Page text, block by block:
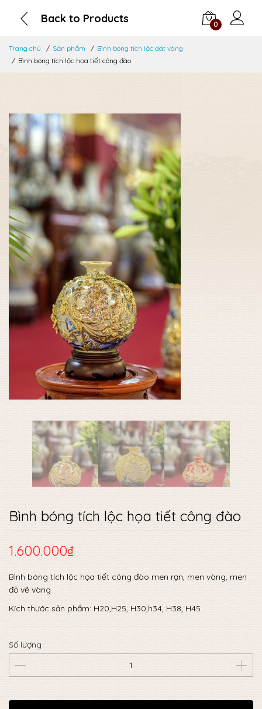
Back to Products 0
Trang chủ Sản phẩm
Bình bóng tích lộc dát vàng
Bình bóng tích lộc họa tiết công đào
Bình bóng tích lộc họa tiết công đào
1.600.000₫
Bình bóng tích lộc họa tiết công đào men rạn, men vàng, men
đỏ vẽ vàng
Kích thước sản phẩm: H20,H25, H30,h34, H38, H45
Số lượng